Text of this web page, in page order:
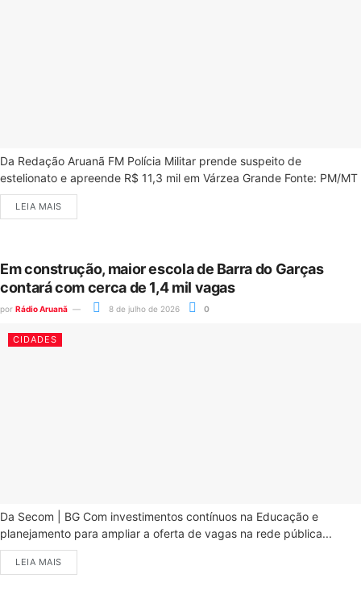
Da Redação Aruanã FM Polícia Militar prende suspeito de
estelionato e apreende R$ 11,3 mil em Várzea Grande Fonte: PM/MT
LEIA MAIS
Em construção, maior escola de Barra do Garças
contará com cerca de 1,4 mil vagas
por Rádio Aruanã 8 de julho de 2026 0
CIDADES
Da Secom | BG Com investimentos contínuos na Educação e
planejamento para ampliar a oferta de vagas na rede pública...
LEIA MAIS